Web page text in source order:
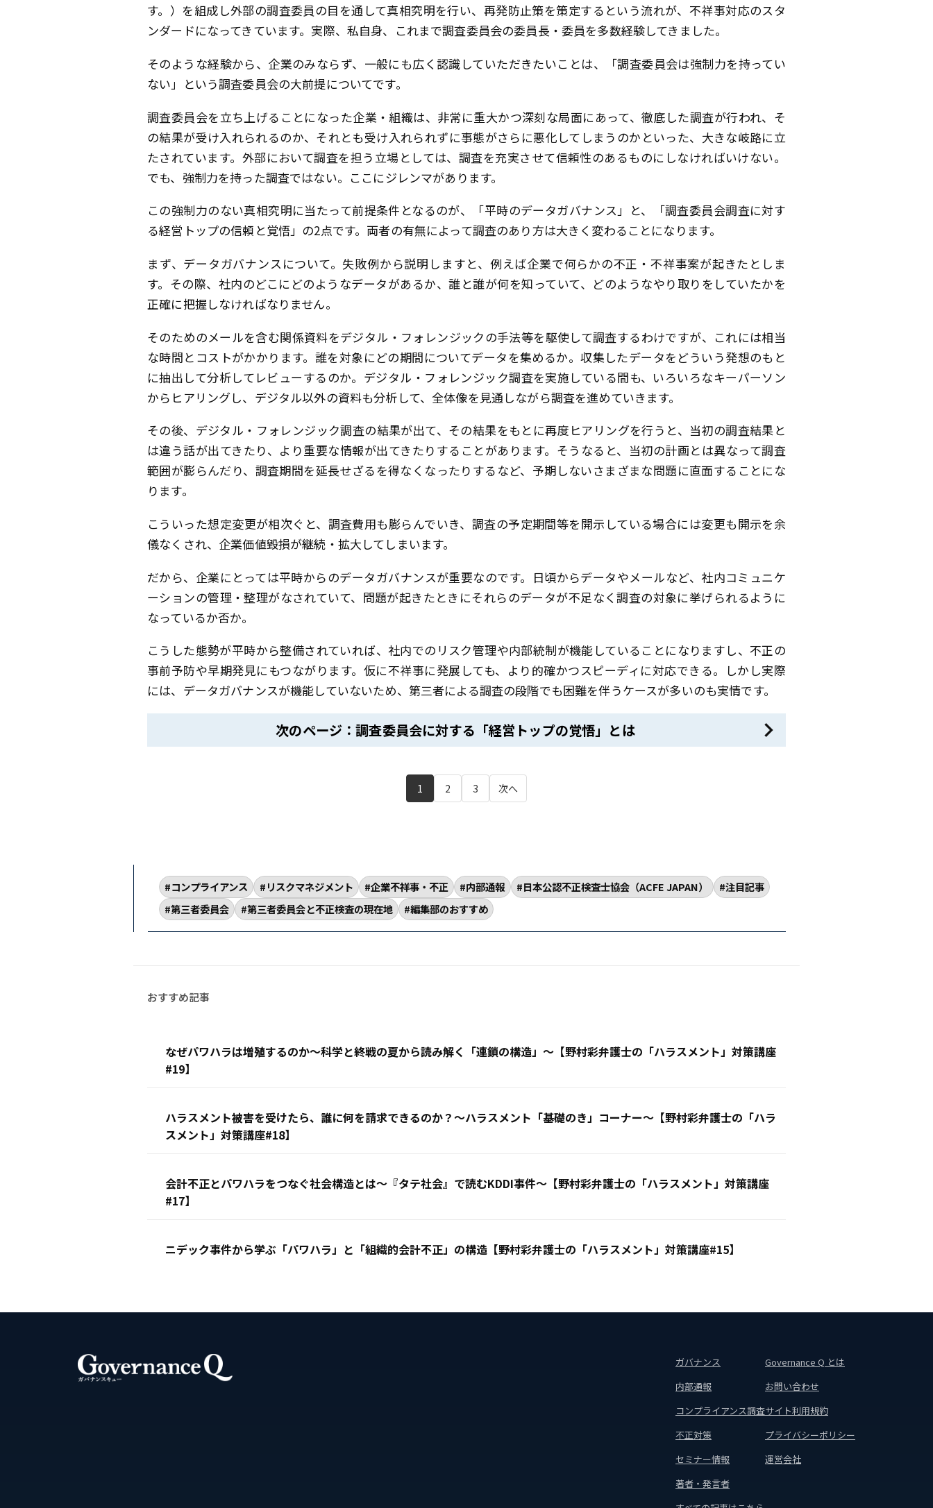
す。）を組成し外部の調査委員の目を通して真相究明を行い、再発防止策を策定するという流れが、不祥事対応のスタ
ンダードになってきています。実際、私自身、これまで調査委員会の委員長・委員を多数経験してきました。
そのような経験から、企業のみならず、一般にも広く認識していただきたいことは、「調査委員会は強制力を持ってい
ない」という調査委員会の大前提についてです。
調査委員会を立ち上げることになった企業・組織は、非常に重大かつ深刻な局面にあって、徹底した調査が行われ、そ
の結果が受け入れられるのか、それとも受け入れられずに事態がさらに悪化してしまうのかといった、大きな岐路に立
たされています。外部において調査を担う立場としては、調査を充実させて信頼性のあるものにしなければいけない。
でも、強制力を持った調査ではない――。ここにジレンマがあります。
この強制力のない真相究明に当たって前提条件となるのが、「平時のデータガバナンス」と、「調査委員会調査に対す
る経営トップの信頼と覚悟」の2点です。両者の有無によって調査のあり方は大きく変わることになります。
まず、データガバナンスについて。失敗例から説明しますと、例えば企業で何らかの不正・不祥事案が起きたとしま
す。その際、社内のどこにどのようなデータがあるか、誰と誰が何を知っていて、どのようなやり取りをしていたかを
正確に把握しなければなりません。
そのためのメールを含む関係資料をデジタル・フォレンジックの手法等を駆使して調査するわけですが、これには相当
な時間とコストがかかります。誰を対象にどの期間についてデータを集めるか。収集したデータをどういう発想のもと
に抽出して分析してレビューするのか。デジタル・フォレンジック調査を実施している間も、いろいろなキーパーソン
からヒアリングし、デジタル以外の資料も分析して、全体像を見通しながら調査を進めていきます。
その後、デジタル・フォレンジック調査の結果が出て、その結果をもとに再度ヒアリングを行うと、当初の調査結果と
は違う話が出てきたり、より重要な情報が出てきたりすることがあります。そうなると、当初の計画とは異なって調査
範囲が膨らんだり、調査期間を延長せざるを得なくなったりするなど、予期しないさまざまな問題に直面することにな
ります。
こういった想定変更が相次ぐと、調査費用も膨らんでいき、調査の予定期間等を開示している場合には変更も開示を余
儀なくされ、企業価値毀損が継続・拡大してしまいます。
だから、企業にとっては平時からのデータガバナンスが重要なのです。日頃からデータやメールなど、社内コミュニケ
ーションの管理・整理がなされていて、問題が起きたときにそれらのデータが不足なく調査の対象に挙げられるように
なっているか否か。
こうした態勢が平時から整備されていれば、社内でのリスク管理や内部統制が機能していることになりますし、不正の
事前予防や早期発見にもつながります。仮に不祥事に発展しても、より的確かつスピーディに対応できる。しかし実際
には、データガバナンスが機能していないため、第三者による調査の段階でも困難を伴うケースが多いのも実情です。
次のページ：調査委員会に対する「経営トップの覚悟」とは
1 2 3 次へ
コンプライアンス リスクマネジメント 企業不祥事・不正 内部通報 日本公認不正検査士協会（ACFE JAPAN）
注目記事
第三者委員会
第三者委員会と不正検査の現在地 編集部のおすすめ
なぜパワハラは増殖するのか〜科学と終戦の夏から読み解く「連鎖の構造」〜【野村彩弁護士の「ハラスメント」対策講座
#19】
ハラスメント被害を受けたら、誰に何を請求できるのか？〜ハラスメント「基礎のき」コーナー〜【野村彩弁護士の「ハラ
スメント」対策講座#18】
会計不正とパワハラをつなぐ社会構造とは〜『タテ社会』で読むKDDI事件〜【野村彩弁護士の「ハラスメント」対策講座
#17】
ニデック事件から学ぶ「パワハラ」と「組織的会計不正」の構造【野村彩弁護士の「ハラスメント」対策講座#15】
ガバナンス
内部通報
コンプライアンス調査
不正対策
セミナー情報
著者・発言者
Governance Q とは
お問い合わせ
サイト利用規約
プライバシーポリシー
運営会社